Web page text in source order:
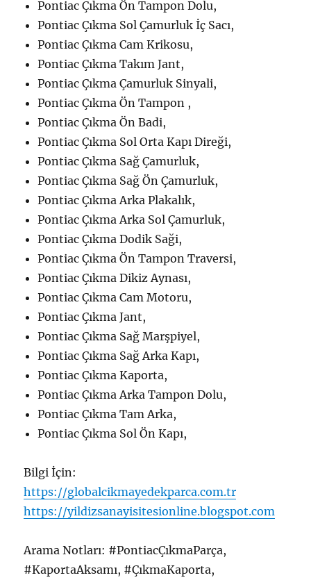
Pontiac Çıkma Ön Tampon Dolu,
Pontiac Çıkma Sol Çamurluk İç Sacı,
Pontiac Çıkma Cam Krikosu,
Pontiac Çıkma Takım Jant,
Pontiac Çıkma Çamurluk Sinyali,
Pontiac Çıkma Ön Tampon ,
Pontiac Çıkma Ön Badi,
Pontiac Çıkma Sol Orta Kapı Direği,
Pontiac Çıkma Sağ Çamurluk,
Pontiac Çıkma Sağ Ön Çamurluk,
Pontiac Çıkma Arka Plakalık,
Pontiac Çıkma Arka Sol Çamurluk,
Pontiac Çıkma Dodik Saği,
Pontiac Çıkma Ön Tampon Traversi,
Pontiac Çıkma Dikiz Aynası,
Pontiac Çıkma Cam Motoru,
Pontiac Çıkma Jant,
Pontiac Çıkma Sağ Marşpiyel,
Pontiac Çıkma Sağ Arka Kapı,
Pontiac Çıkma Kaporta,
Pontiac Çıkma Arka Tampon Dolu,
Pontiac Çıkma Tam Arka,
Pontiac Çıkma Sol Ön Kapı,
Bilgi İçin:
https://globalcikmayedekparca.com.tr
https://yildizsanayisitesionline.blogspot.com
Arama Notları: #PontiacÇıkmaParça,
#KaportaAksamı, #ÇıkmaKaporta,